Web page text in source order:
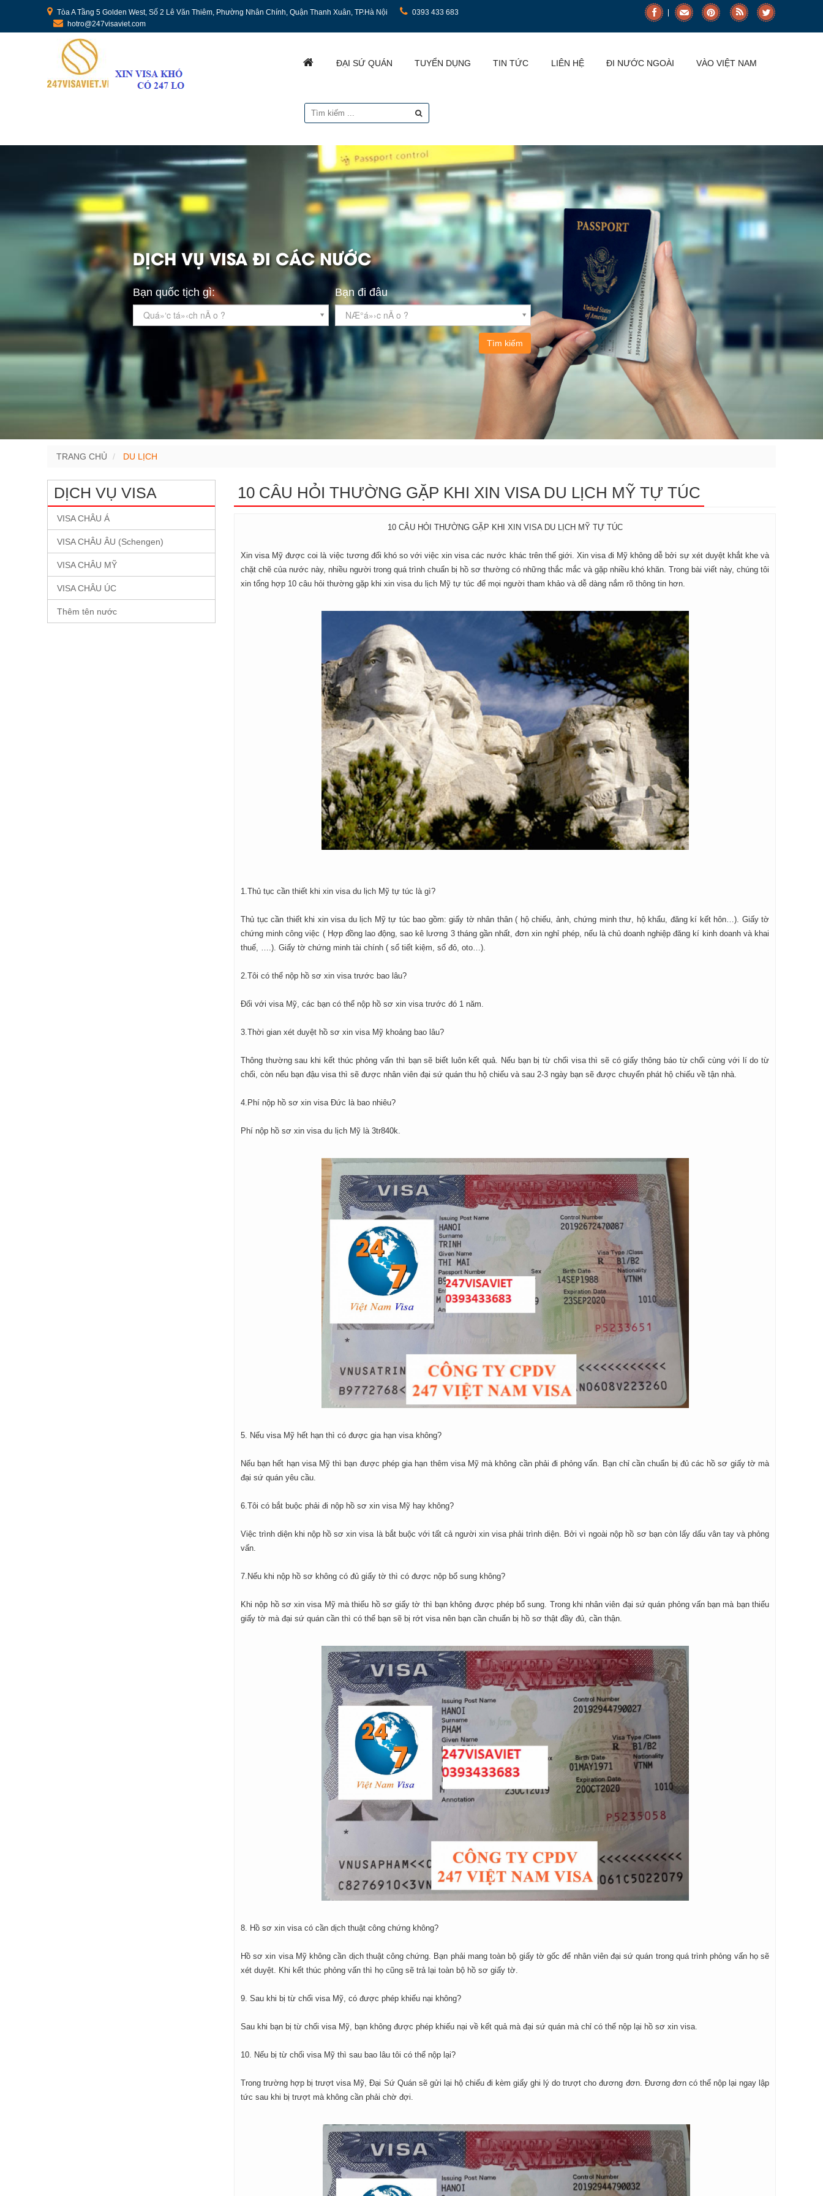
Tòa A Tầng 5 Golden West, Số 2 Lê Văn Thiêm, Phường Nhân Chính, Quận Thanh Xuân, TP.Hà Nội
0393 433 683
hotro@247visaviet.com
ĐẠI SỨ QUÁN TUYỂN DỤNG TIN TỨC LIÊN HỆ ĐI NƯỚC NGOÀI VÀO VIỆT NAM
DỊCH VỤ VISA ĐI CÁC NƯỚC
Bạn quốc tịch gì:
Quá»‘c tá»‹ch nÃ o ?
Bạn đi đâu
NÆ°á»›c nÃ o ?
Tìm kiếm
TRANG CHỦ DU LỊCH
DỊCH VỤ VISA
VISA CHÂU Á
VISA CHÂU ÂU (Schengen)
VISA CHÂU MỸ
VISA CHÂU ÚC
Thêm tên nước
10 CÂU HỎI THƯỜNG GẶP KHI XIN VISA DU LỊCH MỸ TỰ TÚC
10 CÂU HỎI THƯỜNG GẶP KHI XIN VISA DU LỊCH MỸ TỰ TÚC
Xin visa Mỹ được coi là việc tương đối khó so với việc xin visa các nước khác trên thế giới. Xin visa đi Mỹ không dễ bởi sự xét duyệt khắt khe và
chặt chẽ của nước này, nhiều người trong quá trình chuẩn bị hồ sơ thường có những thắc mắc và gặp nhiều khó khăn. Trong bài viết này, chúng tôi
xin tổng hợp 10 câu hỏi thường gặp khi xin visa du lịch Mỹ tự túc để mọi người tham khảo và dễ dàng nắm rõ thông tin hơn.
1.Thủ tục cần thiết khi xin visa du lịch Mỹ tự túc là gì?
Thủ tục cần thiết khi xin visa du lịch Mỹ tự túc bao gồm: giấy tờ nhân thân ( hộ chiếu, ảnh, chứng minh thư, hộ khẩu, đăng kí kết hôn…). Giấy tờ
chứng minh công việc ( Hợp đồng lao động, sao kê lương 3 tháng gần nhất, đơn xin nghỉ phép, nếu là chủ doanh nghiệp đăng kí kinh doanh và khai
thuế, ….). Giấy tờ chứng minh tài chính ( sổ tiết kiệm, sổ đỏ, oto…).
2.Tôi có thể nộp hồ sơ xin visa trước bao lâu?
Đối với visa Mỹ, các bạn có thể nộp hồ sơ xin visa trước đó 1 năm.
3.Thời gian xét duyệt hồ sơ xin visa Mỹ khoảng bao lâu?
Thông thường sau khi kết thúc phỏng vấn thì bạn sẽ biết luôn kết quả. Nếu bạn bị từ chối visa thì sẽ có giấy thông báo từ chối cùng với lí do từ
chối, còn nếu bạn đậu visa thì sẽ được nhân viên đại sứ quán thu hộ chiếu và sau 2-3 ngày bạn sẽ được chuyển phát hộ chiếu về tận nhà.
4.Phí nộp hồ sơ xin visa Đức là bao nhiêu?
Phí nộp hồ sơ xin visa du lịch Mỹ là 3tr840k.
5. Nếu visa Mỹ hết hạn thì có được gia hạn visa không?
Nếu bạn hết hạn visa Mỹ thì bạn được phép gia hạn thêm visa Mỹ mà không cần phải đi phỏng vấn. Bạn chỉ cần chuẩn bị đủ các hồ sơ giấy tờ mà
đại sứ quán yêu cầu.
6.Tôi có bắt buộc phải đi nộp hồ sơ xin visa Mỹ hay không?
Việc trình diện khi nộp hồ sơ xin visa là bắt buộc với tất cả người xin visa phải trình diện. Bởi vì ngoài nộp hồ sơ bạn còn lấy dấu vân tay và phỏng
vấn.
7.Nếu khi nộp hồ sơ không có đủ giấy tờ thì có được nộp bổ sung không?
Khi nộp hồ sơ xin visa Mỹ mà thiếu hồ sơ giấy tờ thì bạn không được phép bổ sung. Trong khi nhân viên đại sứ quán phỏng vấn bạn mà bạn thiếu
giấy tờ mà đại sứ quán cần thì có thể bạn sẽ bị rớt visa nên bạn cần chuẩn bị hồ sơ thật đầy đủ, cần thận.
8. Hồ sơ xin visa có cần dịch thuật công chứng không?
Hồ sơ xin visa Mỹ không cần dịch thuật công chứng. Bạn phải mang toàn bộ giấy tờ gốc để nhân viên đại sứ quán trong quá trình phỏng vấn họ sẽ
xét duyệt. Khi kết thúc phỏng vấn thì họ cũng sẽ trả lại toàn bộ hồ sơ giấy tờ.
9. Sau khi bị từ chối visa Mỹ, có được phép khiếu nại không?
Sau khi bạn bị từ chối visa Mỹ, bạn không được phép khiếu nại về kết quả mà đại sứ quán mà chỉ có thể nộp lại hồ sơ xin visa.
10. Nếu bị từ chối visa Mỹ thì sau bao lâu tôi có thể nộp lại?
Trong trường hợp bị trượt visa Mỹ, Đại Sứ Quán sẽ gửi lại hộ chiếu đi kèm giấy ghi lý do trượt cho đương đơn. Đương đơn có thể nộp lại ngay lập
tức sau khi bị trượt mà không cần phải chờ đợi.